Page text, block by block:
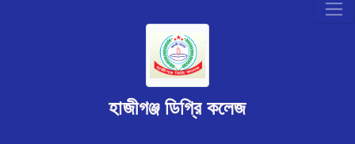
হাজীগঞ্জ ডিগ্রি কলেজ